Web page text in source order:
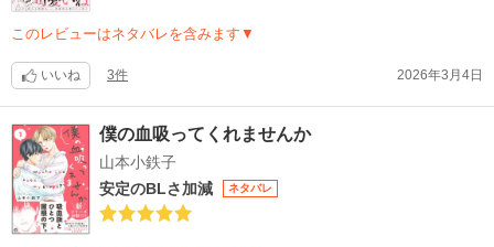
このレビューはネタバレを含みます▼
いいね 3件 2026年3月4日
僕の血吸ってくれませんか
山本小鉄子
安定のBLさ加減
ネタバレ